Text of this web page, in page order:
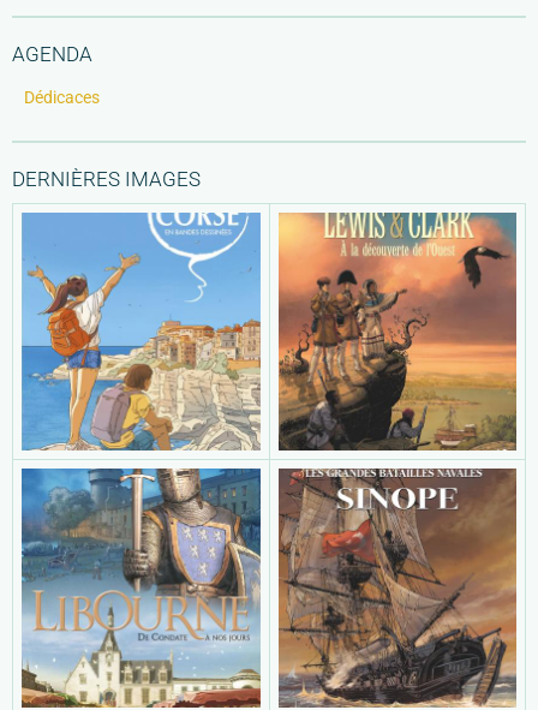
AGENDA
Dédicaces
DERNIÈRES IMAGES